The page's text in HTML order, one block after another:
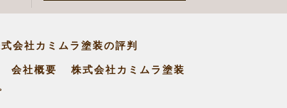
会社カミムラ塗装の評判
会社概要
株式会社カミムラ塗装